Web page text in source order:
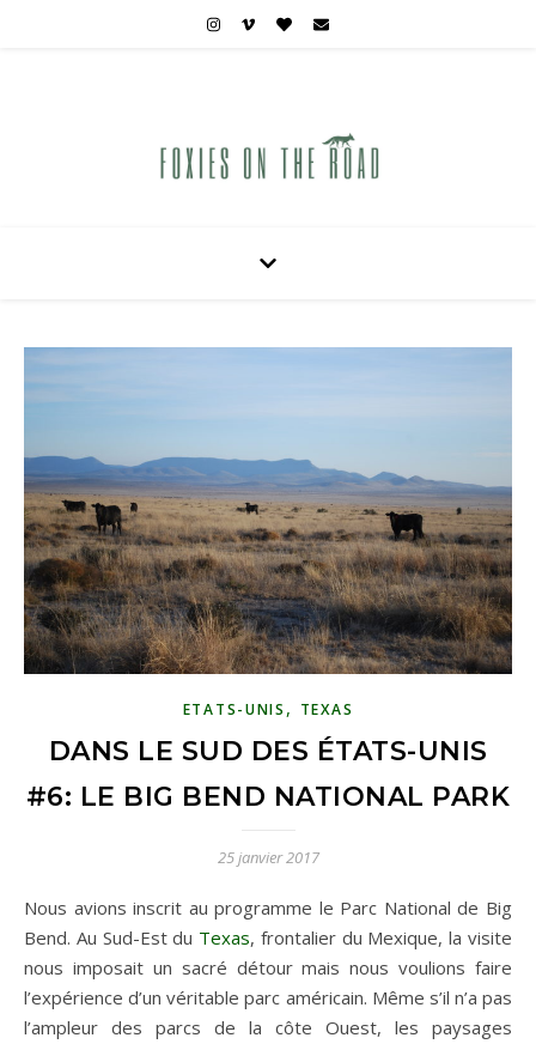
ETATS-UNIS , TEXAS
DANS LE SUD DES ÉTATS-UNIS
#6: LE BIG BEND NATIONAL PARK
25 janvier 2017
Nous avions inscrit au programme le Parc National de Big
Bend. Au Sud-Est du Texas, frontalier du Mexique, la visite
nous imposait un sacré détour mais nous voulions faire
l’expérience d’un véritable parc américain. Même s’il n’a pas
l’ampleur des parcs de la côte Ouest, les paysages